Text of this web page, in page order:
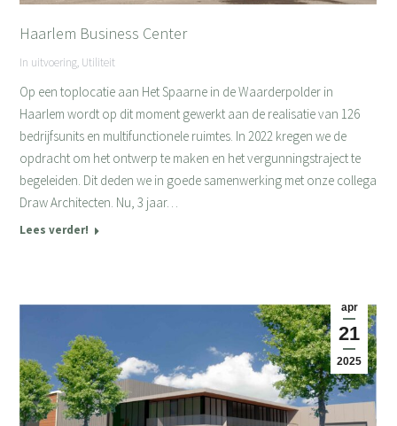
Haarlem Business Center
In uitvoering, Utiliteit
Op een toplocatie aan Het Spaarne in de Waarderpolder in
Haarlem wordt op dit moment gewerkt aan de realisatie van 126
bedrijfsunits en multifunctionele ruimtes. In 2022 kregen we de
opdracht om het ontwerp te maken en het vergunningstraject te
begeleiden. Dit deden we in goede samenwerking met onze collega
Draw Architecten. Nu, 3 jaar…
Lees verder!
apr
21
2025